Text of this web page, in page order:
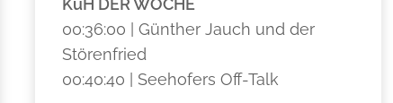
KuH DER WOCHE
00:36:00 | Günther Jauch und der
Störenfried
00:40:40 | Seehofers Off-Talk